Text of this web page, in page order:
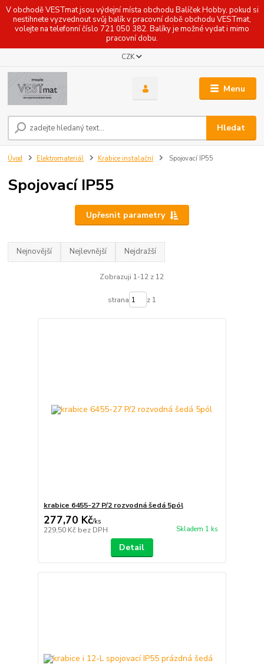
V obchodě VESTmat jsou výdejní místa obchodu Balíček Hobby, pokud si
nestihnete vyzvednout svůj balík v pracovní době obchodu VESTmat,
volejte na telefonní číslo 721 050 382. Balíky je možné vydat i mimo
pracovní dobu.
Menu
CZK
Hledat
Úvod Elektromateriál Krabice instalační Spojovací IP55
Spojovací IP55
Upřesnit parametry
Nejnovější Nejlevnější Nejdražší
Zobrazuji 1-12 z 12
strana z 1
krabice 6455-27 P/2 rozvodná šedá 5pól
277,70 Kč/ks
229,50 Kč bez DPH Skladem 1 ks
Detail